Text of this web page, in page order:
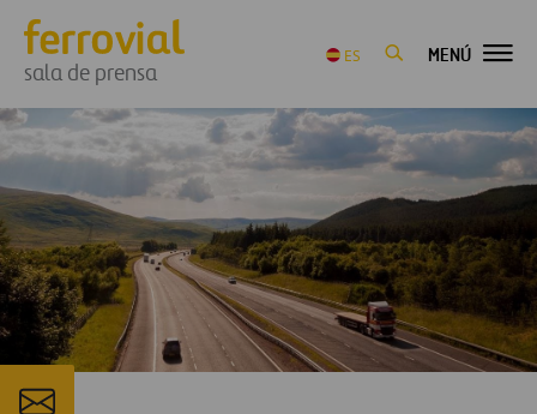
sala de prensa
ES MENÚ